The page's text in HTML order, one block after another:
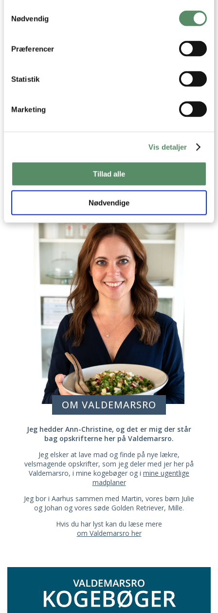
Indsamle præcise oplysninger om din placering,
der kan være nøjagtig inden for få meter
Identificere din enhed baseret på en scanning af
Nødvendig
Præferencer
Statistik
Marketing
Vis detaljer
Tillad alle
Nødvendige
OM VALDEMARSRO
Jeg hedder Ann-Christine, og det er mig der står
bag opskrifterne her på Valdemarsro.
Jeg elsker at lave mad og finde på nye lækre,
velsmagende opskrifter, som jeg deler med jer her på
Valdemarsro, i mine kogebøger og i mine ugentlige
madplaner
Jeg bor i Aarhus sammen med Martin, vores børn Julie
og Johan og vores søde Golden Retriever, Mille.
Hvis du har lyst kan du læse mere
om Valdemarsro her